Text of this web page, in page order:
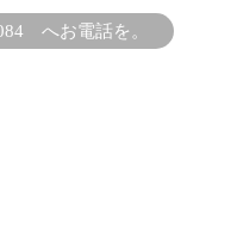
へお電話を。